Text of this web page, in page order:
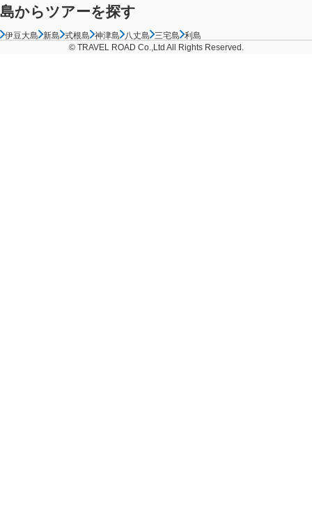
島からツアーを探す
伊豆大島 新島 式根島 神津島 八丈島 三宅島 利島
© TRAVEL ROAD Co.,Ltd All Rights Reserved.